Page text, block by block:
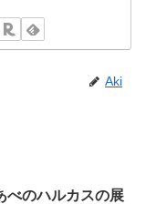
Aki
べのハルカスの展